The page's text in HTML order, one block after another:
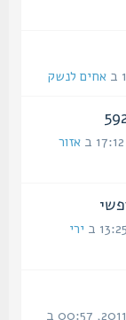
לנשק
אזור
ירי